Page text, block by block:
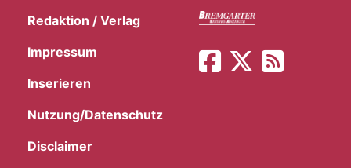
App
Redaktion / Verlag
Impressum
Inserieren
Nutzung/Datenschutz
Disclaimer